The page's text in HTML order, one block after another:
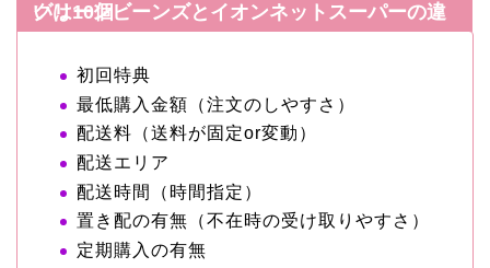
グリーンビーンズとイオンネットスーパーの違いは10個
初回特典
最低購入金額（注文のしやすさ）
配送料（送料が固定or変動）
配送エリア
配送時間（時間指定）
置き配の有無（不在時の受け取りやすさ）
定期購入の有無